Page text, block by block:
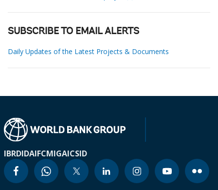
SUBSCRIBE TO EMAIL ALERTS
Daily Updates of the Latest Projects & Documents
IBRDIDAIFCMIGAICSID